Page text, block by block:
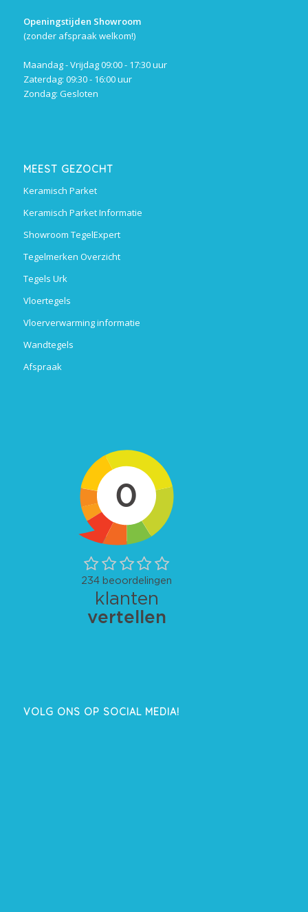
Openingstijden Showroom
(zonder afspraak welkom!)
Maandag - Vrijdag 09:00 - 17:30 uur
Zaterdag: 09:30 - 16:00 uur
Zondag: Gesloten
MEEST GEZOCHT
Keramisch Parket
Keramisch Parket Informatie
Showroom TegelExpert
Tegelmerken Overzicht
Tegels Urk
Vloertegels
Vloerverwarming informatie
Wandtegels
Afspraak
VOLG ONS OP SOCIAL MEDIA!